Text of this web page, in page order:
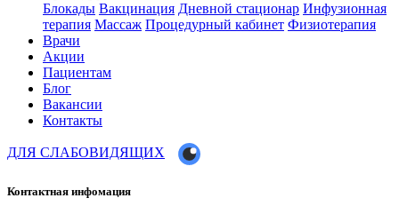
Блокады Вакцинация Дневной стационар Инфузионная
терапия Массаж Процедурный кабинет Физиотерапия
Врачи
Акции
Пациентам
Блог
Вакансии
Контакты
ДЛЯ СЛАБОВИДЯЩИХ
Контактная инфомация